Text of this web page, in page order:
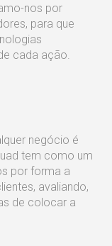
nos por
para que
cada ação.
negócio é
tem como um
por forma a
avaliando,
de colocar a